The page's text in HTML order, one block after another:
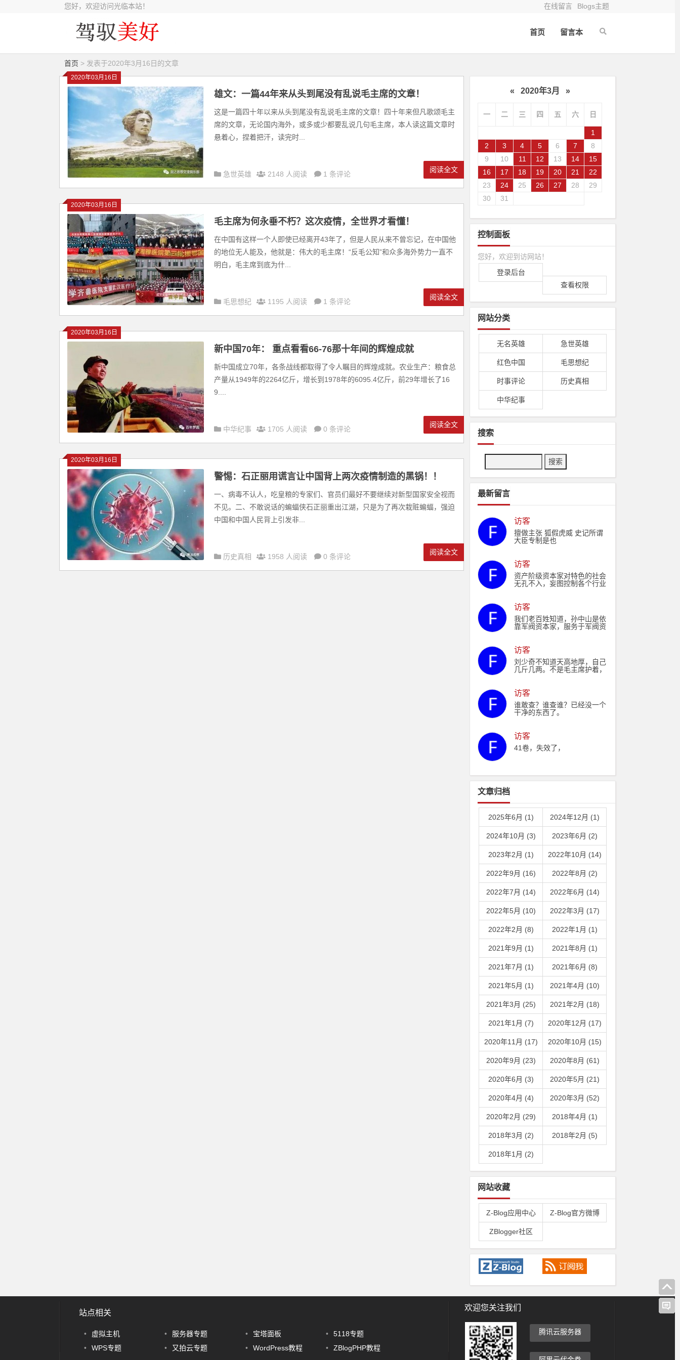
您好，欢迎访问光临本站！ 在线留言 Blogs主题
首页 留言本
首页 > 发表于2020年3月16日的文章
2020年03月16日
雄文：一篇44年来从头到尾没有乱说毛主席的文章！
这是一篇四十年以来从头到尾没有乱说毛主席的文章！四十年来但凡歌颂毛主
席的文章，无论国内海外，或多或少都要乱说几句毛主席，本人读这篇文章时
悬着心，捏着把汗，读完时...
急世英雄 2148 人阅读 1 条评论
阅读全文
2020年03月16日
毛主席为何永垂不朽？这次疫情，全世界才看懂！
在中国有这样一个人即使已经离开43年了，但是人民从来不曾忘记，在中国他
的地位无人能及，他就是：伟大的毛主席！“反毛公知”和众多海外势力一直不
明白，毛主席到底为什...
毛思想纪 1195 人阅读 1 条评论
阅读全文
2020年03月16日
新中国70年： 重点看看66-76那十年间的辉煌成就
新中国成立70年，各条战线都取得了令人瞩目的辉煌成就。农业生产：粮食总
产量从1949年的2264亿斤，增长到1978年的6095.4亿斤，前29年增长了16
9....
中华纪事 1705 人阅读 0 条评论
阅读全文
2020年03月16日
警惕：石正丽用谎言让中国背上两次疫情制造的黑锅！！
一、病毒不认人，吃皇粮的专家们、官员们最好不要继续对新型国家安全视而
不见。二、不敢说话的蝙蝠侠石正丽重出江湖，只是为了再次栽赃蝙蝠，强迫
中国和中国人民背上引发非...
历史真相 1958 人阅读 0 条评论
阅读全文
« 2020年3月 »
一 二 三 四 五 六 日
1
2
3 4 5 6 7
8
9
10 11 12 13 14
15
16
17 18 19 20 21
22
23
24 25 26 27 28
29
30
31
控制面板
您好，欢迎到访网站！
登录后台
查看权限
网站分类
无名英雄 急世英雄
红色中国 毛思想纪
时事评论 历史真相
中华纪事
搜索
最新留言
访客
擅做主张 狐假虎威 史记所谓
大臣专制是也
访客
资产阶级资本家对特色的社会
无孔不入，妄图控制各个行业
访客
我们老百姓知道，孙中山是依
靠军阀资本家，服务于军阀资
访客
刘少奇不知道天高地厚，自己
几斤几两。不是毛主席护着，
访客
谁敢查？谁查谁？已经没一个
干净的东西了。
访客
41卷，失效了，
文章归档
2025年6月 (1) 2024年12月 (1)
2024年10月 (3) 2023年6月 (2)
2023年2月 (1) 2022年10月 (14)
2022年9月 (16) 2022年8月 (2)
2022年7月 (14) 2022年6月 (14)
2022年5月 (10) 2022年3月 (17)
2022年2月 (8) 2022年1月 (1)
2021年9月 (1) 2021年8月 (1)
2021年7月 (1) 2021年6月 (8)
2021年5月 (1) 2021年4月 (10)
2021年3月 (25) 2021年2月 (18)
2021年1月 (7) 2020年12月 (17)
2020年11月 (17) 2020年10月 (15)
2020年9月 (23) 2020年8月 (61)
2020年6月 (3) 2020年5月 (21)
2020年4月 (4) 2020年3月 (52)
2020年2月 (29) 2018年4月 (1)
2018年3月 (2) 2018年2月 (5)
2018年1月 (2)
网站收藏
Z-Blog应用中心 Z-Blog官方微博
ZBlogger社区
站点相关
• 虚拟主机 • 服务器专题 • 宝塔面板 •
5118专题
•
WPS专题 • 又拍云专题 • WordPress教程 • ZBlogPHP教程
欢迎您关注我们
腾讯云服务器